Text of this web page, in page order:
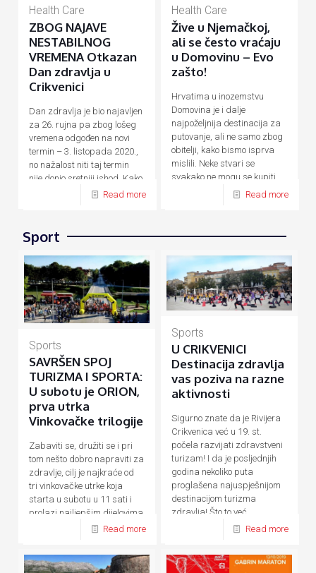
Health Care
ZBOG NAJAVE
NESTABILNOG
VREMENA Otkazan
Dan zdravlja u
Crikvenici
Dan zdravlja je bio najavljen
za 26. rujna pa zbog lošeg
vremena odgođen na novi
termin – 3. listopada 2020.,
no nažalost niti taj termin
nije donio sretniji ishod. Kako
Read more
Health Care
Žive u Njemačkoj,
ali se često vraćaju
u Domovinu – Evo
zašto!
Hrvatima u inozemstvu
Domovina je i dalje
najpoželjnija destinacija za
putovanje, ali ne samo zbog
obitelji, kako bismo isprva
mislili. Neke stvari se
svakako ne mogu se kupiti
Read more
Sport
Sports
SAVRŠEN SPOJ
TURIZMA I SPORTA:
U subotu je ORION,
prva utrka
Vinkovačke trilogije
Zabaviti se, družiti se i pri
tom nešto dobro napraviti za
zdravlje, cilj je najkraće od
tri vinkovačke utrke koja
starta u subotu u 11 sati i
prolazi najljepšim dijelovima
Read more
Sports
U CRIKVENICI
Destinacija zdravlja
vas poziva na razne
aktivnosti
Sigurno znate da je Rivijera
Crikvenica već u 19. st.
počela razvijati zdravstveni
turizam! I da je posljednjih
godina nekoliko puta
proglašena najuspješnijom
destinacijom turizma
zdravlja! Što to već
[…] Read more